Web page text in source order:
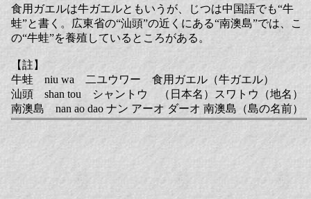
食用ガエルは牛ガエルともいうが、じつは中国語でも“牛
蛙”と書く。広東省の“汕頭”の近くにある“南澳島”では、こ
の“牛蛙”を養殖しているところがある。
【註】
牛蛙 niu wa 二ユウワー 食用ガエル（牛ガエル）
汕頭 shan tou シャントウ （日本名）スワトウ（地名）
南澳島 nan ao dao ナン アーオ ダーオ 南澳島（島の名前）